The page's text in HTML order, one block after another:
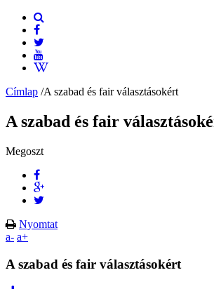
Címlap /A szabad és fair választásokért
A szabad és fair
Megoszt
Nyomtat
a- a+
A szabad és fair választásokért